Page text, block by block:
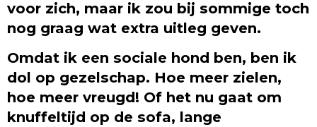
voor zich, maar ik zou bij sommige toch
nog graag wat extra uitleg geven.
Omdat ik een sociale hond ben, ben ik
dol op gezelschap. Hoe meer zielen,
hoe meer vreugd! Of het nu gaat om
knuffeltijd op de sofa, lange